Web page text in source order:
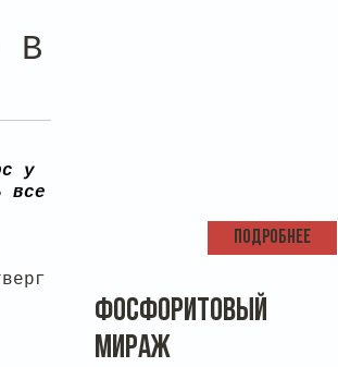
В
у
все
ПОДРОБНЕЕ
ФОСФОРИТОВЫЙ
МИРАЖ